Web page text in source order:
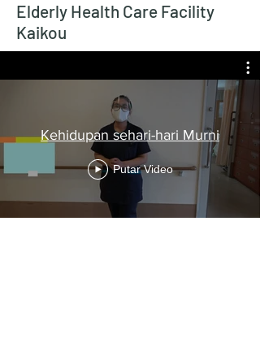
Elderly Health Care Facility
Kaikou
Kehidupan sehari-hari Murni
Putar Video